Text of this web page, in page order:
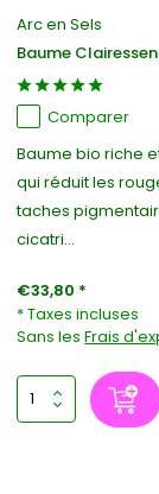
Arc en Sels
Baume
Comparer
Baume bio riche
qui réduit les
taches
cicatri...
€33,80 *
* Taxes incluses
Sans lesFrais